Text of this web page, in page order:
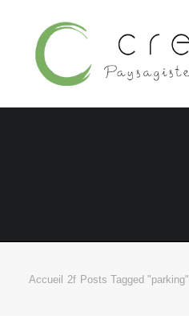
Accueil Posts Tagged "parking"